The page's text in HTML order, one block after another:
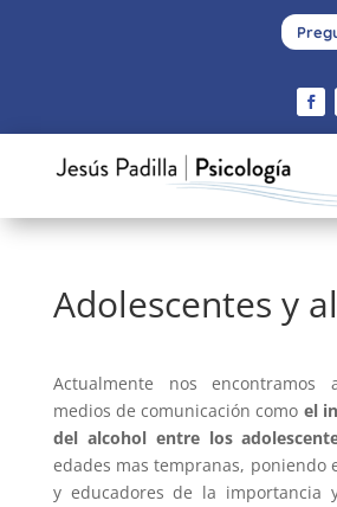
Adolescentes y
Actualmente nos
medios de comunicación como el
del alcohol entre los
edades mas tempranas, poniendo
y educadores de la importancia